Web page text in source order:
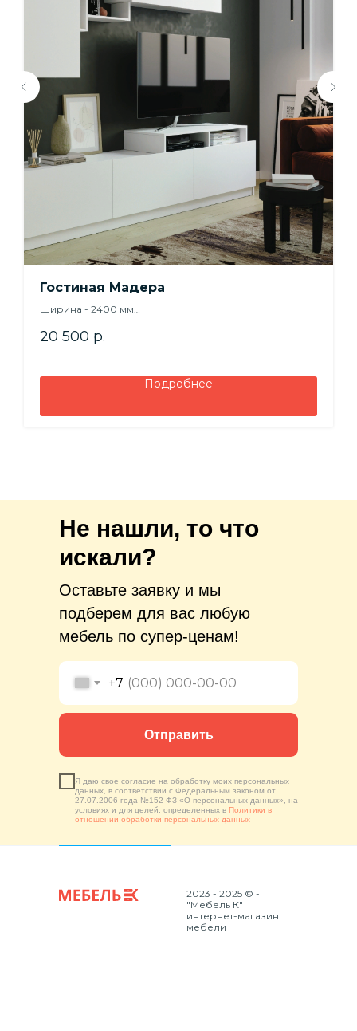
Гостиная Мадера
Ширина - 2400 мм
Глубина - 300 мм
20 500 р.
Подробнее
Не нашли, то что
искали?
Оставьте заявку и мы
подберем для вас любую
мебель по супер-ценам!
+7
Я даю свое согласие на обработку моих персональных
данных, в соответствии с Федеральным законом от
27.07.2006 года №152-ФЗ «О персональных данных», на
условиях и для целей, определенных в Политики в
отношении обработки персональных данных
Отправить
2023 - 2025 © -
"Мебель К"
интернет-магазин
мебели